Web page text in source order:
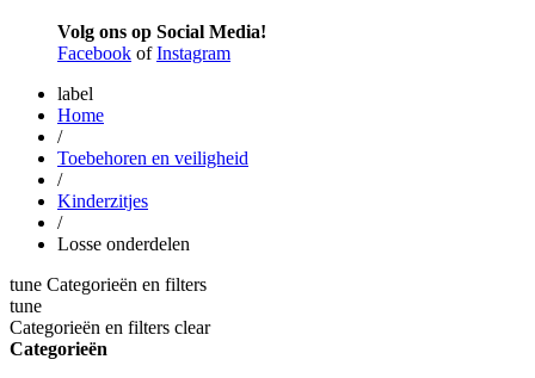
Volg ons op Social Media!
Facebook ofInstagram
label
Home
/
Toebehoren en veiligheid
/
Kinderzitjes
/
Losse onderdelen
tune Categorieën en filters
tune
Categorieën en filters clear
Categorieën